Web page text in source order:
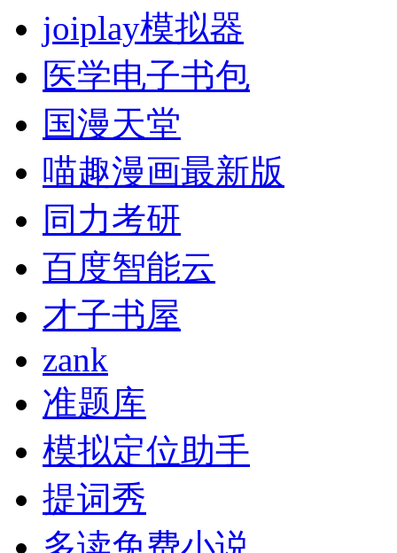
joiplay模拟器
医学电子书包
国漫天堂
喵趣漫画最新版
同力考研
百度智能云
才子书屋
zank
准题库
模拟定位助手
提词秀